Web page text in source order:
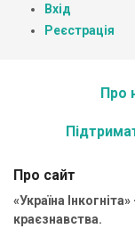
Вхід
Реєстрація
Про
Про сайт
«Україна
краєзнавства.